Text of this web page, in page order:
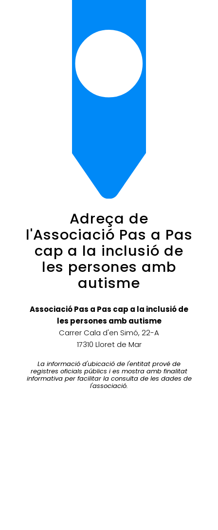
Adreça de
l'Associació Pas a Pas
cap a la inclusió de
les persones amb
autisme
Associació Pas a Pas cap a la inclusió de
les persones amb autisme
Carrer Cala d'en Simó, 22-A
17310 Lloret de Mar
La informació d'ubicació de l'entitat prové de
registres oficials públics i es mostra amb finalitat
informativa per facilitar la consulta de les dades de
l'associació.